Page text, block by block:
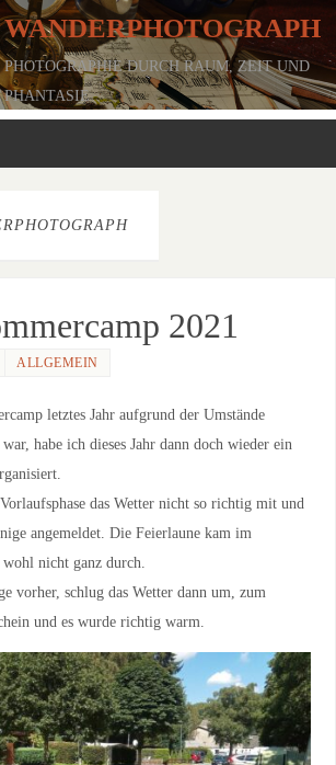
WANDERPHOTOGRAPH
PHOTOGRAPHIE DURCH RAUM, ZEIT UND
PHANTASIE
2021
ALLGEMEIN
letztes Jahr aufgrund der Umstände
habe ich dieses Jahr dann doch wieder ein
das Wetter nicht so richtig mit und
angemeldet. Die Feierlaune kam im
nicht ganz durch.
vorher, schlug das Wetter dann um, zum
und es wurde richtig warm.